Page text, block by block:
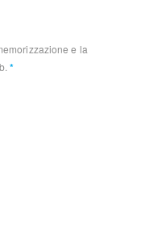
e la
*